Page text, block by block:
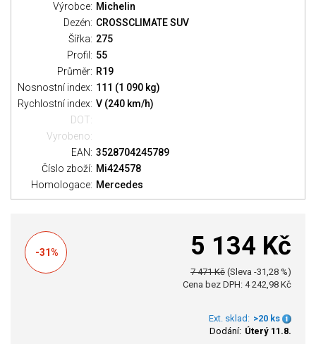
Výrobce: Michelin
Dezén: CROSSCLIMATE SUV
Šířka: 275
Profil: 55
Průměr: R19
Nosnostní index: 111 (1 090 kg)
Rychlostní index: V (240 km/h)
DOT:
Vyrobeno:
EAN: 3528704245789
Číslo zboží: Mi424578
Homologace: Mercedes
-31% 5 134 Kč
7 471 Kč (Sleva -31,28 %)
Cena bez DPH: 4 242,98 Kč
Ext. sklad: >20 ks
Dodání: Úterý 11.8.